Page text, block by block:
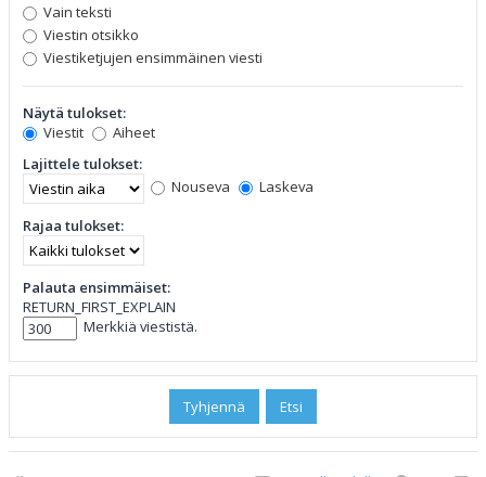
Vain teksti
Viestin otsikko
Viestiketjujen ensimmäinen viesti
Näytä tulokset:
Viestit
Aiheet
Lajittele tulokset:
Nouseva
Laskeva
Rajaa tulokset:
Palauta ensimmäiset:
RETURN_FIRST_EXPLAIN
Merkkiä viestistä.